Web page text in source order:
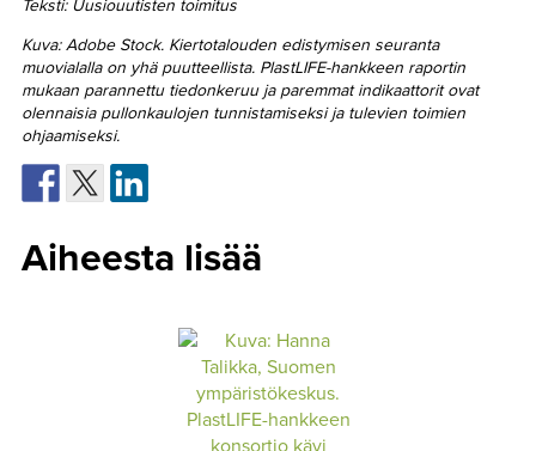
Teksti: Uusiouutisten toimitus
Kuva: Adobe Stock. Kiertotalouden edistymisen seuranta
muovialalla on yhä puutteellista. PlastLIFE-hankkeen raportin
mukaan parannettu tiedonkeruu ja paremmat indikaattorit ovat
olennaisia pullonkaulojen tunnistamiseksi ja tulevien toimien
ohjaamiseksi.
Aiheesta lisää